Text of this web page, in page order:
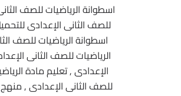
للصف الثانى الإعدادى
الرياضيات للصف الثانى
الإعدادى , تعليم مادة
للصف الثانى الإعدادى ,